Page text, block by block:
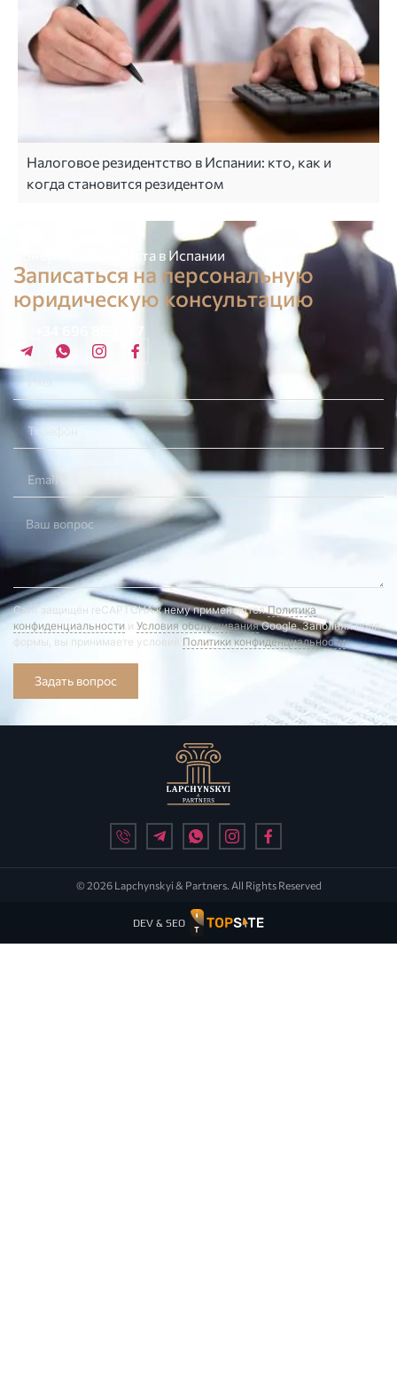
Налоговое резидентство в Испании: кто, как и
когда становится резидентом
Консультация юриста в Испании
Записаться на персональную
юридическую консультацию
Сайт защищён reCAPTCHA к нему применяютсяПолитика
конфиденциальности и Условия обслуживанияGoogle. Заполняя поля
формы, вы принимаете условия Политики конфиденциальности
Задать вопрос
© 2026 Lapchynskyi & Partners. All Rights Reserved
DEV & SEO